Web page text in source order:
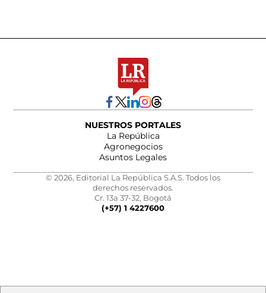
NUESTROS PORTALES
La República
Agronegocios
Asuntos Legales
© 2026, Editorial La República S.A.S. Todos los
derechos reservados.
Cr. 13a 37-32, Bogotá
(+57) 1 4227600